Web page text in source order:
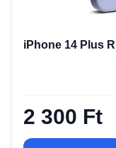
iPhone 14 Plus
2 300 Ft